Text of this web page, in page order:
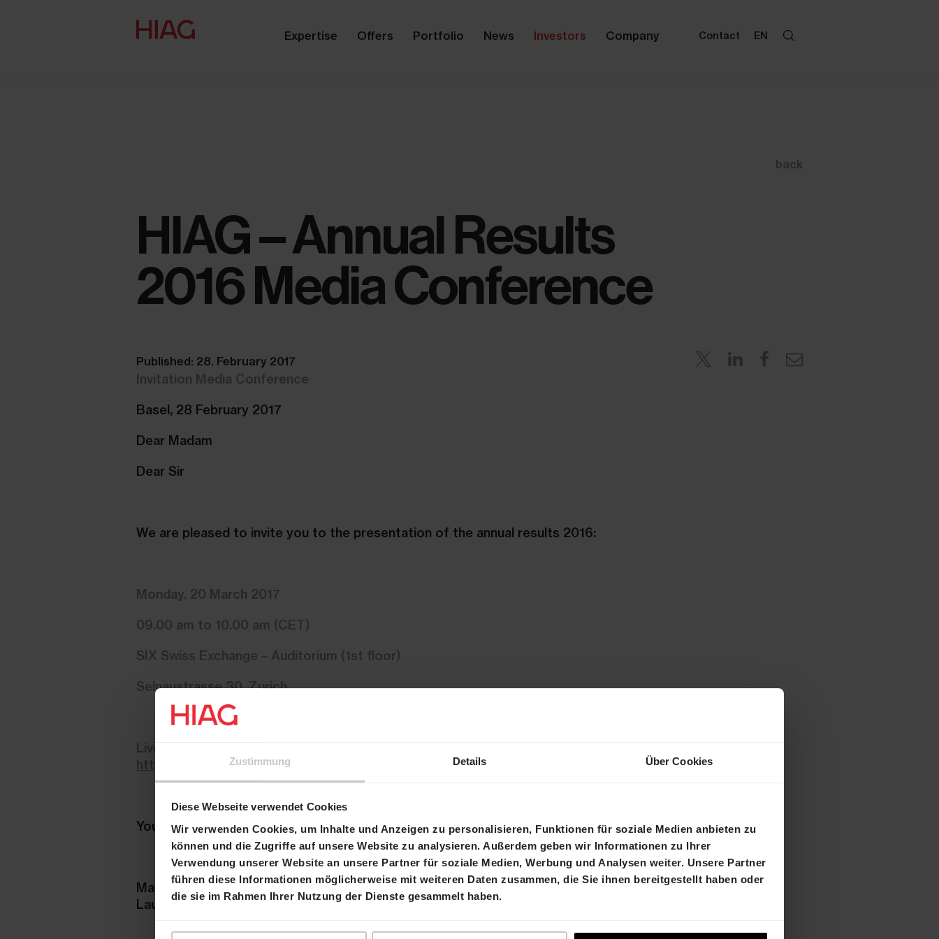
Zustimmung Details Über Cookies
Diese Webseite verwendet Cookies
Wir verwenden Cookies, um Inhalte und Anzeigen zu personalisieren, Funktionen für soziale Medien anbieten zu
können und die Zugriffe auf unsere Website zu analysieren. Außerdem geben wir Informationen zu Ihrer
Verwendung unserer Website an unsere Partner für soziale Medien, Werbung und Analysen weiter. Unsere Partner
führen diese Informationen möglicherweise mit weiteren Daten zusammen, die Sie ihnen bereitgestellt haben oder
die sie im Rahmen Ihrer Nutzung der Dienste gesammelt haben.
Expertise Offers Portfolio News Investors Company Contact EN
back
HIAG – Annual Results
2016 Media Conference
Published: 28. February 2017
Invitation Media Conference
Basel, 28 February 2017
Dear Madam
Dear Sir
We are pleased to invite you to the presentation of the annual results 2016:
Monday, 20 March 2017
09.00 am to 10.00 am (CET)
SIX Swiss Exchange – Auditorium (1st floor)
Selnaustrasse 30, Zurich
Live webcast:
http://78449.choruscall.com/dataconf/productusers/hiag/mediaframe/18336/indexl.html
Your interlocutors will be
Martin Durchschlag
Chief Executive Officer
Laurent Spindler
Chief Financial Officer